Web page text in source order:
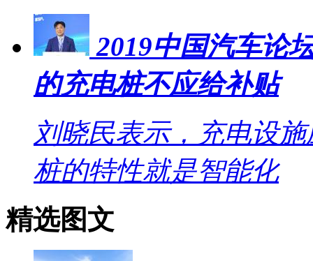
2019中国汽车论
的充电桩不应给补贴
刘晓民表示，充电设
桩的特性就是智能化
精选图文